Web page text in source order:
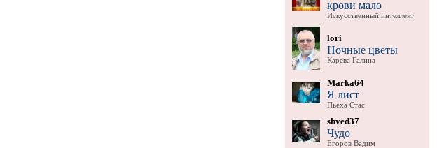
крови мало
Искусственный интеллект
lori
Ночные цветы
Карева Галина
Marka64
Я лист
Пьеха Стас
shved37
Чудо
Егоров Вадим